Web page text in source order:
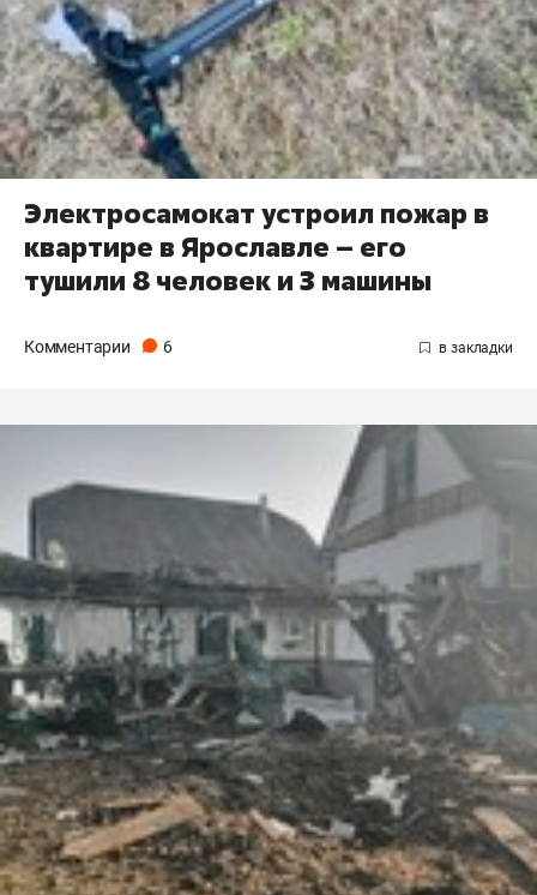
Электросамокат устроил пожар в
квартире в Ярославле – его
тушили 8 человек и 3 машины
Комментарии 6